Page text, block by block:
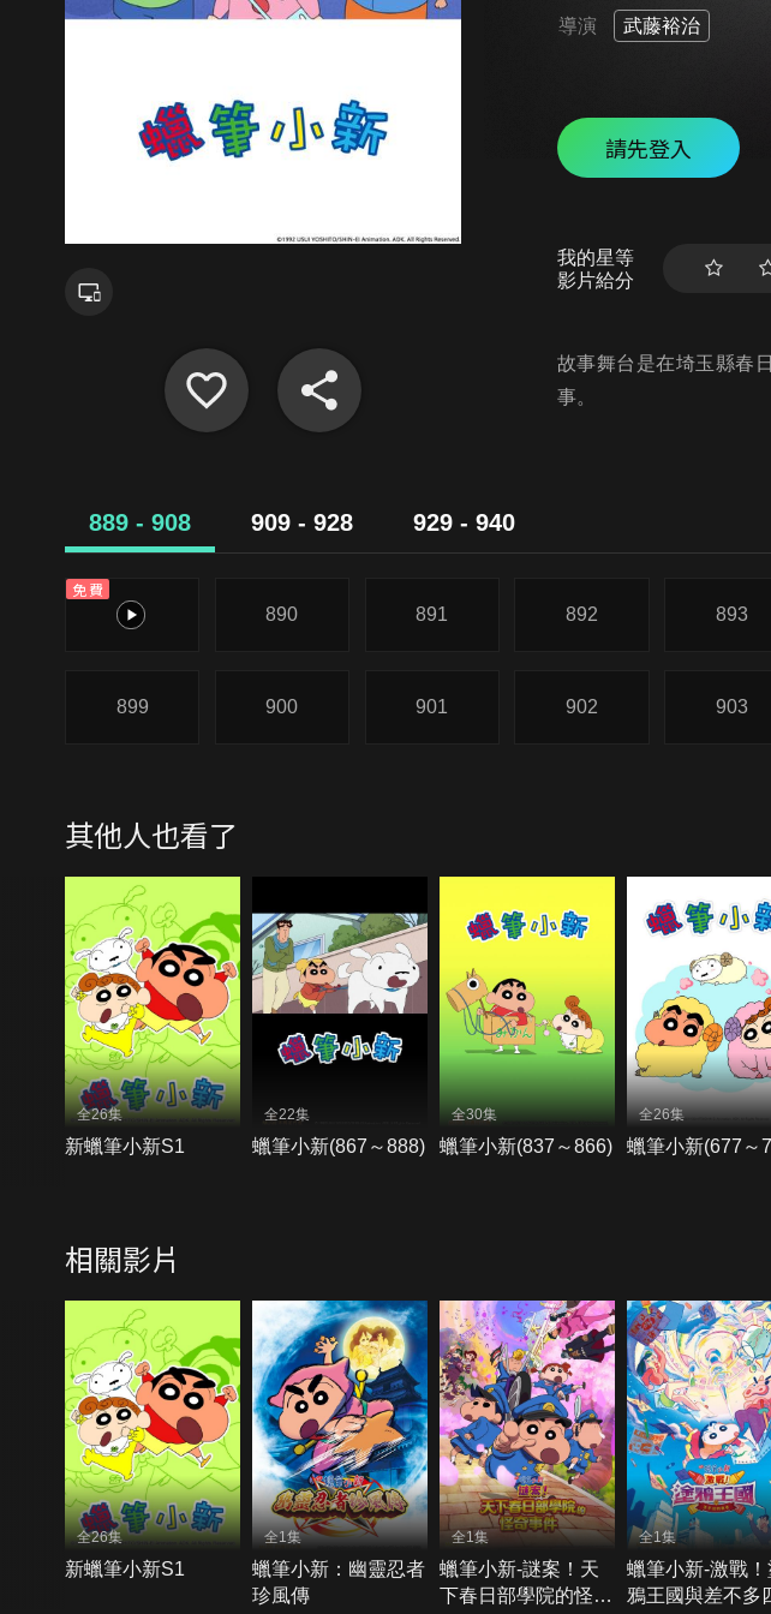
導演 武藤裕治
請先登入
我的星等
影片給分
故事舞台是在埼玉縣春
事。
889 - 908 909 - 928 929 - 940
免費
889
890 891 892 893
899 900 901 902 903
其他人也看了
全26集
新蠟筆小新S1
全22集
蠟筆小新(867～888)
全30集
蠟筆小新(837～866)
全26集
蠟筆小新(677～
相關影片
全26集
新蠟筆小新S1
全1集
蠟筆小新：幽靈忍者
珍風傳
全1集
蠟筆小新-謎案！天
下春日部學院的怪奇
全1集
蠟筆小新-激戰！
鴉王國與差不多